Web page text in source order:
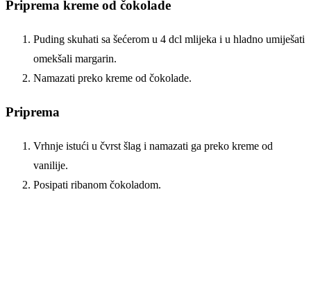
Priprema kreme od čokolade
Puding skuhati sa šećerom u 4 dcl mlijeka i u hladno umiješati
omekšali margarin.
Namazati preko kreme od čokolade.
Priprema
Vrhnje istući u čvrst šlag i namazati ga preko kreme od
vanilije.
Posipati ribanom čokoladom.